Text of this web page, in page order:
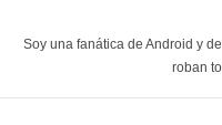
Soy una fanática de Android y
roban